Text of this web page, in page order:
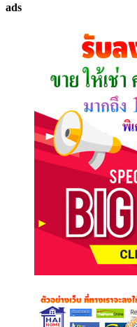
ที่
ads